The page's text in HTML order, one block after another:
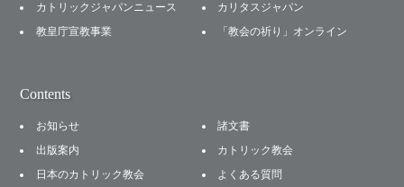
カトリックジャパンニュース
カリタスジャパン
教皇庁宣教事業
「教会の祈り」オンライン
Contents
お知らせ
諸文書
出版案内
カトリック教会
日本のカトリック教会
よくある質問